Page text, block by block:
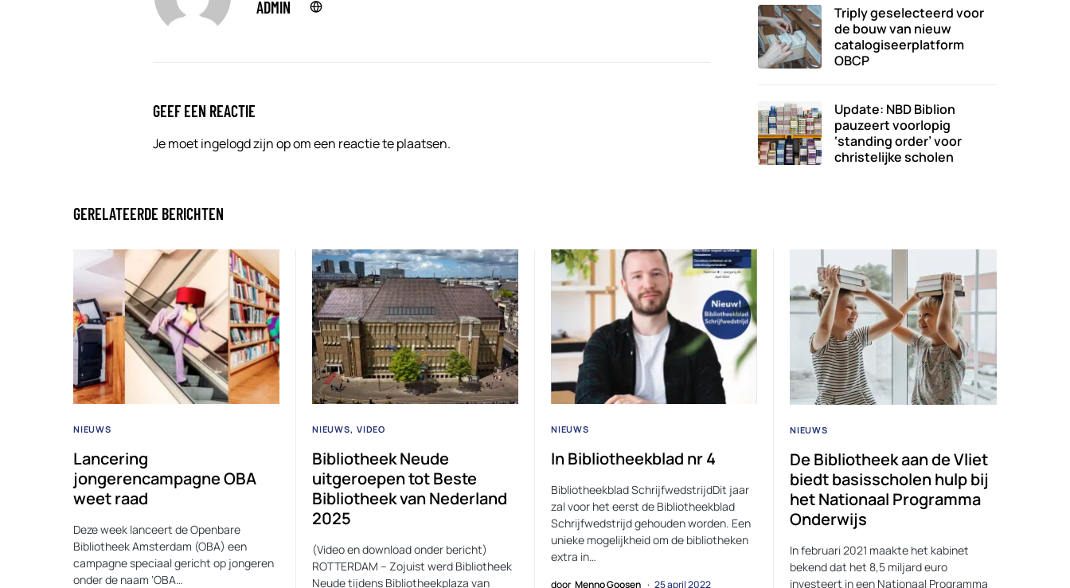
ADMIN
GEEF EEN REACTIE
Je moetingelogd zijn opom een reactie te plaatsen.
Triply geselecteerd voor
de bouw van nieuw
catalogiseerplatform
OBCP
Update: NBD Biblion
pauzeert voorlopig
‘standing order’ voor
christelijke scholen
GERELATEERDE BERICHTEN
NIEUWS
Lancering
jongerencampagne OBA
weet raad
Deze week lanceert de Openbare
Bibliotheek Amsterdam (OBA) een
campagne speciaal gericht op jongeren
onder de naam ‘OBA…
NIEUWS VIDEO
Bibliotheek Neude
uitgeroepen tot Beste
Bibliotheek van Nederland
2025
(Video en download onder bericht)
ROTTERDAM – Zojuist werd Bibliotheek
Neude tijdens Bibliotheekplaza van
NIEUWS
In Bibliotheekblad nr 4
Bibliotheekblad SchrijfwedstrijdDit jaar
zal voor het eerst de Bibliotheekblad
Schrijfwedstrijd gehouden worden. Een
unieke mogelijkheid om de bibliotheken
extra in…
door Menno Goosen 25 april 2022
NIEUWS
De Bibliotheek aan de Vliet
biedt basisscholen hulp bij
het Nationaal Programma
Onderwijs
In februari 2021 maakte het kabinet
bekend dat het 8,5 miljard euro
investeert in een Nationaal Programma